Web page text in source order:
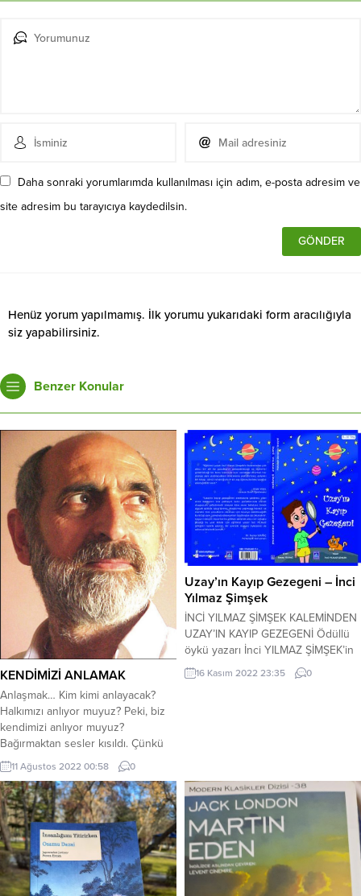
Daha sonraki yorumlarımda kullanılması için adım, e-posta adresim ve
site adresim bu tarayıcıya kaydedilsin.
Henüz yorum yapılmamış. İlk yorumu yukarıdaki form aracılığıyla
siz yapabilirsiniz.
Benzer Konular
KENDİMİZİ ANLAMAK
Anlaşmak… Kim kimi anlayacak?
Halkımızı anlıyor muyuz? Peki, biz
kendimizi anlıyor muyuz?
Bağırmaktan sesler kısıldı. Çünkü
kalpten kalbe anlaşamıyoruz.
Toplumun çıkarcı
menfaatperestleri…
Menfaatperestlerin üzerinde
durmak ve teşhir etmek cinsel
uzuvlarını teşhircilik kadar
tiksindirici… Belki kötü yanımız
kendimizi onlar gibi çıkarcılığa
zincirlemek olacak… Zincirler iken,
11 Ağustos 2022 00:58 0
Uzay’ın Kayıp Gezegeni – İnci
Yılmaz Şimşek
İNCİ YILMAZ ŞİMŞEK KALEMİNDEN
UZAY’IN KAYIP GEZEGENİ Ödüllü
öykü yazarı İnci YILMAZ ŞİMŞEK’in
kaleminden çocuklar için eğitici ve
öğretici bir eser. Eğitimci yazar İnci
YILMAZ’IN fırçasından çıktı. Kitabın
yayın...
16 Kasım 2022 23:35 0